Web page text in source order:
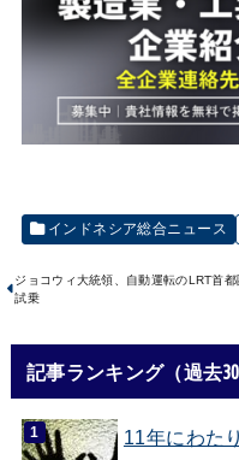
インドネシア総合ニュース
ジョコウィ大統領、自動運転のLRT首都
試乗
記事ランキング（過去30
11年にわた